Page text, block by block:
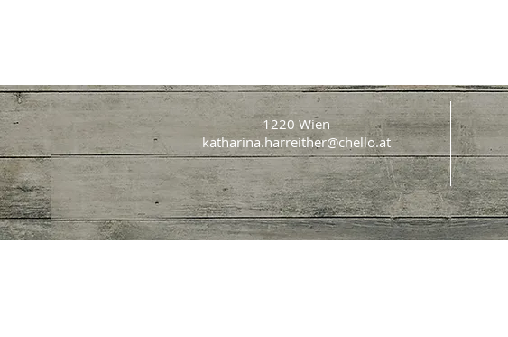
1220 Wien
katharina.harreither@chello.at